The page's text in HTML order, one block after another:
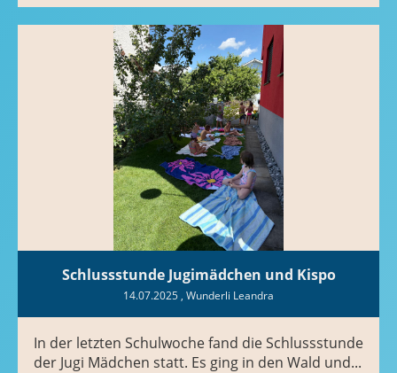
Schlussstunde Jugimädchen und Kispo
14.07.2025 , Wunderli Leandra
In der letzten Schulwoche fand die Schlussstunde
der Jugi Mädchen statt. Es ging in den Wald und...